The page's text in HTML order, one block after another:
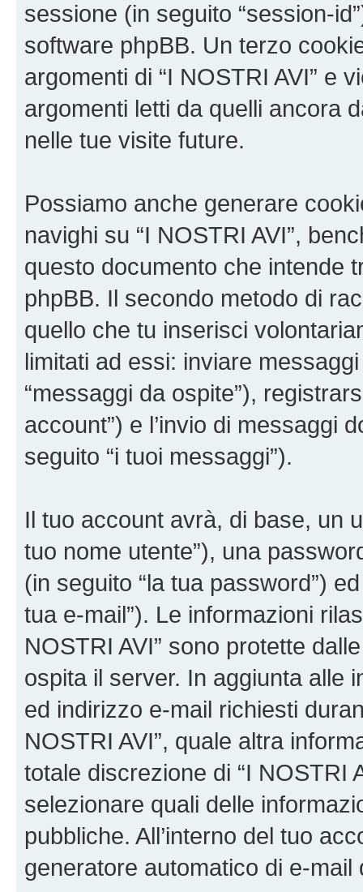
sessione (in seguito “session-
software phpBB. Un terzo
argomenti di “I NOSTRI AVI” e
argomenti letti da quelli ancora
nelle tue visite future.
Possiamo anche generare
navighi su “I NOSTRI AVI”,
questo documento che intende
phpBB. Il secondo metodo di
quello che tu inserisci
limitati ad essi: inviare
“messaggi da ospite”),
account”) e l’invio di messaggi
seguito “i tuoi messaggi”).
Il tuo account avrà, di base, un
tuo nome utente”), una
(in seguito “la tua password”)
tua e-mail”). Le informazioni
NOSTRI AVI” sono protette
ospita il server. In aggiunta alle
ed indirizzo e-mail richiesti
NOSTRI AVI”, quale altra
totale discrezione di “I NOSTRI
selezionare quali delle
pubbliche. All’interno del tuo
generatore automatico di e-mail